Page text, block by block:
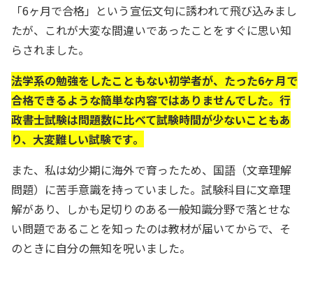
「6ヶ月で合格」という宣伝文句に誘われて飛び込みまし
たが、これが大変な間違いであったことをすぐに思い知
らされました。
法学系の勉強をしたこともない初学者が、たった6ヶ月で
合格できるような簡単な内容ではありませんでした。行
政書士試験は問題数に比べて試験時間が少ないこともあ
り、大変難しい試験です。
また、私は幼少期に海外で育ったため、国語（文章理解
問題）に苦手意識を持っていました。試験科目に文章理
解があり、しかも足切りのある一般知識分野で落とせな
い問題であることを知ったのは教材が届いてからで、そ
のときに自分の無知を呪いました。